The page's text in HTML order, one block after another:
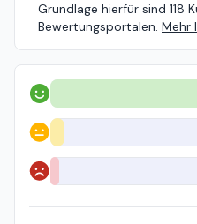
Grundlage hierfür sind 118
Bewertungsportalen. Mehr
Positiv
Neutral
Negativ